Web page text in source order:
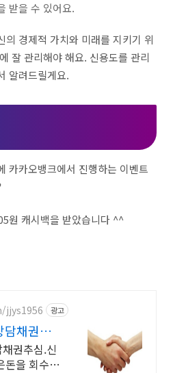
받을 수 있어요.
의 경제적 가치와 미래를 지키기 위
잘 관리해야 해요. 신용도를 관리
알려드릴게요.
카카오뱅크에서 진행하는 이벤트
원 캐시백을 받았습니다 ^^
광고
담채권추
득 업체!
권추심.신
돈을 회수해